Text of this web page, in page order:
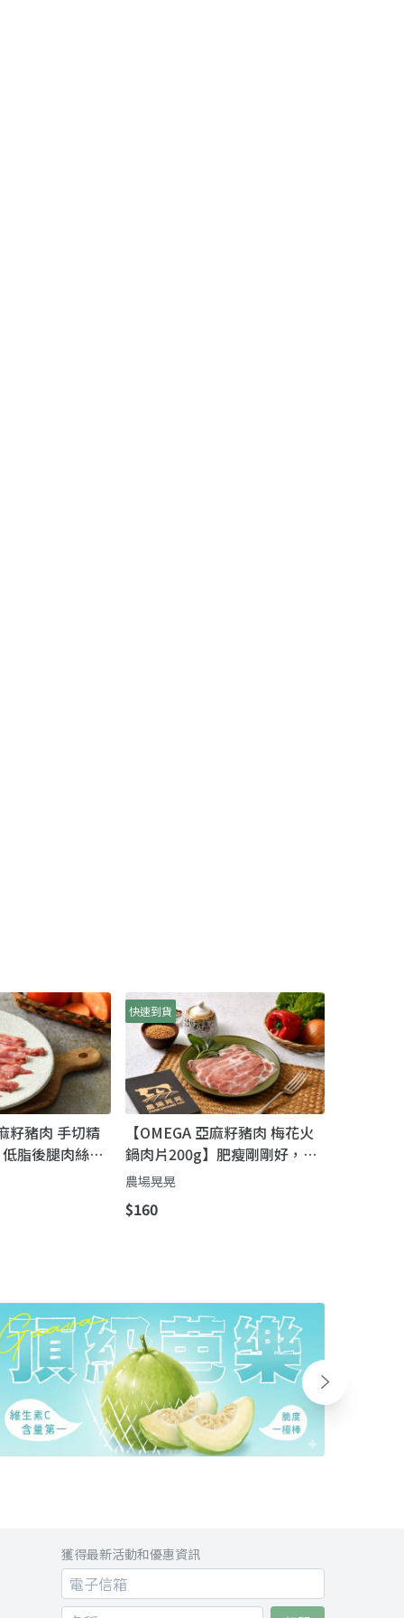
籽豬肉 手切精
脂後腿肉絲
炒煎都好吃）
快速到貨
【OMEGA 亞麻籽豬肉 梅花火
鍋肉片200g】肥瘦剛剛好，Q
彈不膩口
農場晃晃
$160
獲得最新活動和優惠資訊